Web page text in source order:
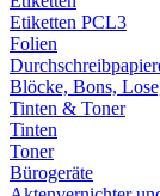
Etiketten PCL3
Folien
Blöcke, Bons,
Tinten & Toner
Tinten
Toner
Bürogeräte